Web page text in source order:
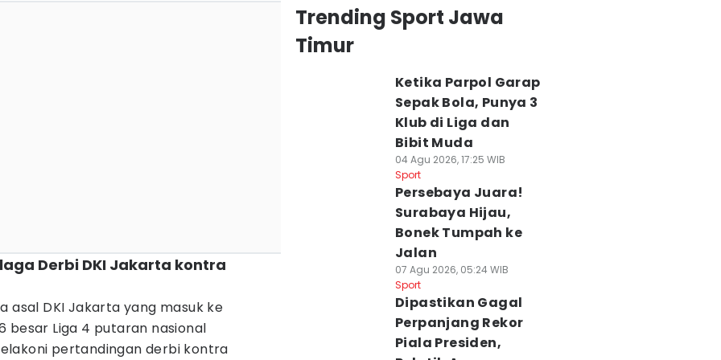
Derbi DKI Jakarta kontra
asal DKI Jakarta yang masuk ke
besar Liga 4 putaran nasional
pertandingan derbi kontra
Trending Sport Jawa
Timur
Ketika Parpol Garap
Sepak Bola, Punya 3
Klub di Liga dan
Bibit Muda
04 Agu 2026, 17:25 WIB
Sport
Persebaya Juara!
Surabaya Hijau,
Bonek Tumpah ke
Jalan
07 Agu 2026, 05:24 WIB
Sport
Dipastikan Gagal
Perpanjang Rekor
Piala Presiden,